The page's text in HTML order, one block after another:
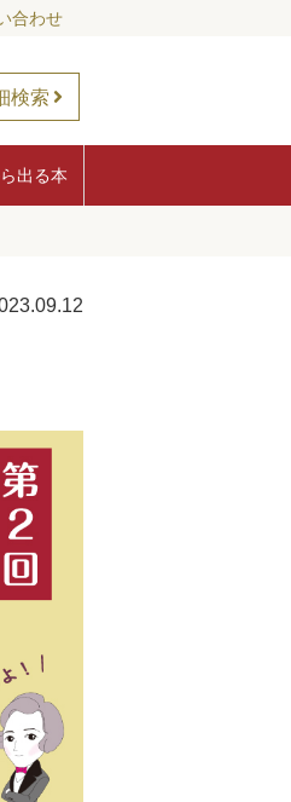
合わせ
検索
出る本